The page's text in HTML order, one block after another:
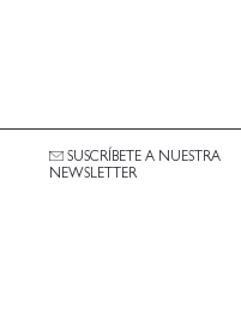
SUSCRÍBETE A NUESTRA
NEWSLETTER